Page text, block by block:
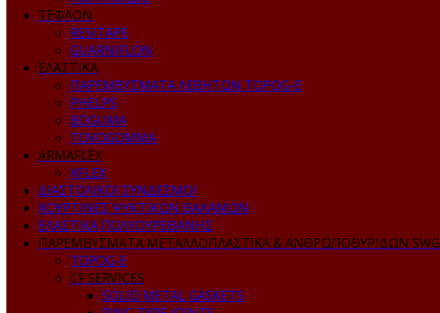
ΤΕΦΛΟΝ
RESITAPE
GUARNIFLON
ΕΛΑΣΤΙΚΑ
ΠΑΡΕΜΒΥΣΜΑΤΑ ΛΕΒΗΤΩΝ TOPOG-E
PHELPS
BOGUMA
TOVOGOMMA
ARMAFLEX
KFLEX
ΔΙΑΣΤΟΛΙΚΟΙ ΣΥΝΔΕΣΜΟΙ
ΚΟΥΡΤΙΝΕΣ ΨΥΚΤΙΚΩΝ ΘΑΛΑΜΩΝ
ΕΛΑΣΤΙΚΑ ΠΟΛΥΟΥΡΕΘΑΝΗΣ
ΠΑΡΕΜΒΥΣΜΑΤΑ ΜΕΤΑΛΛΟΠΛΑΣΤΙΚΑ & ΑΝΘΡΩΠΟΘΥΡΙΔΩΝ SWG
TOPOG-E
CF SERVICES
SOLID METAL GASKETS